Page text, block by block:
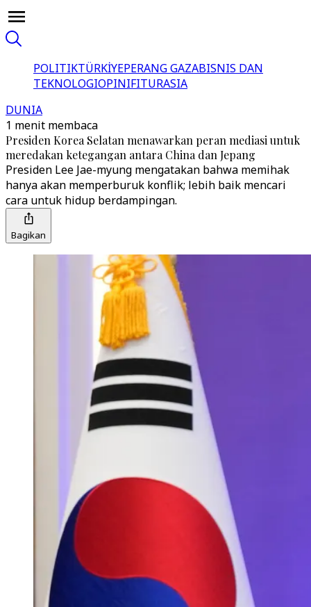
POLITIKTÜRKİYEPERANG GAZABISNIS DAN
TEKNOLOGIOPINIFITURASIA
DUNIA
1 menit membaca
Presiden Korea Selatan menawarkan peran mediasi untuk
meredakan ketegangan antara China dan Jepang
Presiden Lee Jae-myung mengatakan bahwa memihak
hanya akan memperburuk konflik; lebih baik mencari
cara untuk hidup berdampingan.
Bagikan